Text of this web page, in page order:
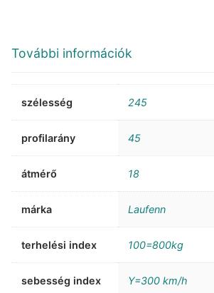
További információk
szélesség 245
profilarány 45
átmérő 18
márka Laufenn
terhelési index 100=800kg
sebesség index Y=300 km/h